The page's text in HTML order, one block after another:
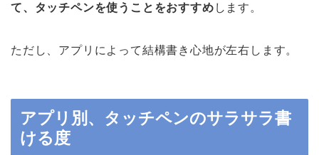
て、タッチペンを使うことをおすすめ します。
ただし、アプリによって結構書き心地が左右します。
アプリ別、タッチペンのサラサラ書
ける度